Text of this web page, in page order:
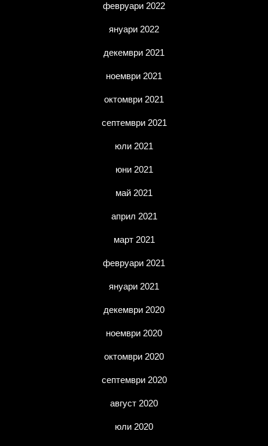
февруари 2022
януари 2022
декември 2021
ноември 2021
октомври 2021
септември 2021
юли 2021
юни 2021
май 2021
април 2021
март 2021
февруари 2021
януари 2021
декември 2020
ноември 2020
октомври 2020
септември 2020
август 2020
юли 2020